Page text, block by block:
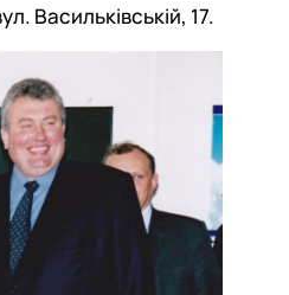
Васильківській, 17.